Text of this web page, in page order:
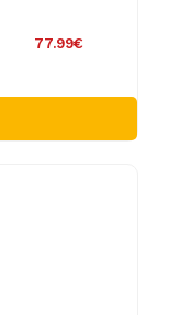
77.99€